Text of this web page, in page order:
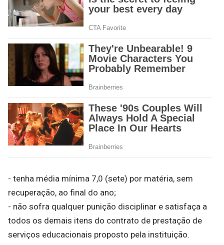
- tenha média mínima 7,0 (sete) por matéria, sem
recuperação, ao final do ano;
- não sofra qualquer punição disciplinar e satisfaça a
todos os demais itens do contrato de prestação de
serviços educacionais proposto pela instituição.